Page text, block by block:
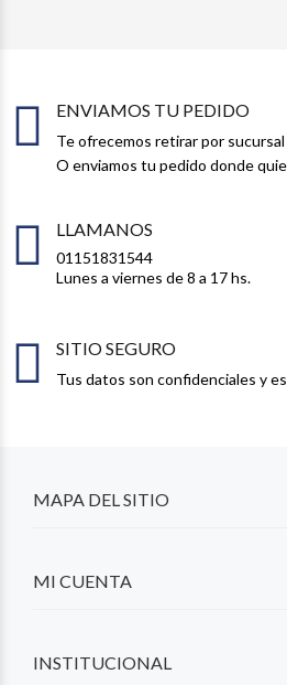
ENVIAMOS TU PEDIDO
Te ofrecemos retirar por sucursal
O enviamos tu pedido donde
LLAMANOS
01151831544
Lunes a viernes de 8 a 17 hs.
SITIO SEGURO
Tus datos son confidenciales y
MAPA DEL SITIO
MI CUENTA
INSTITUCIONAL